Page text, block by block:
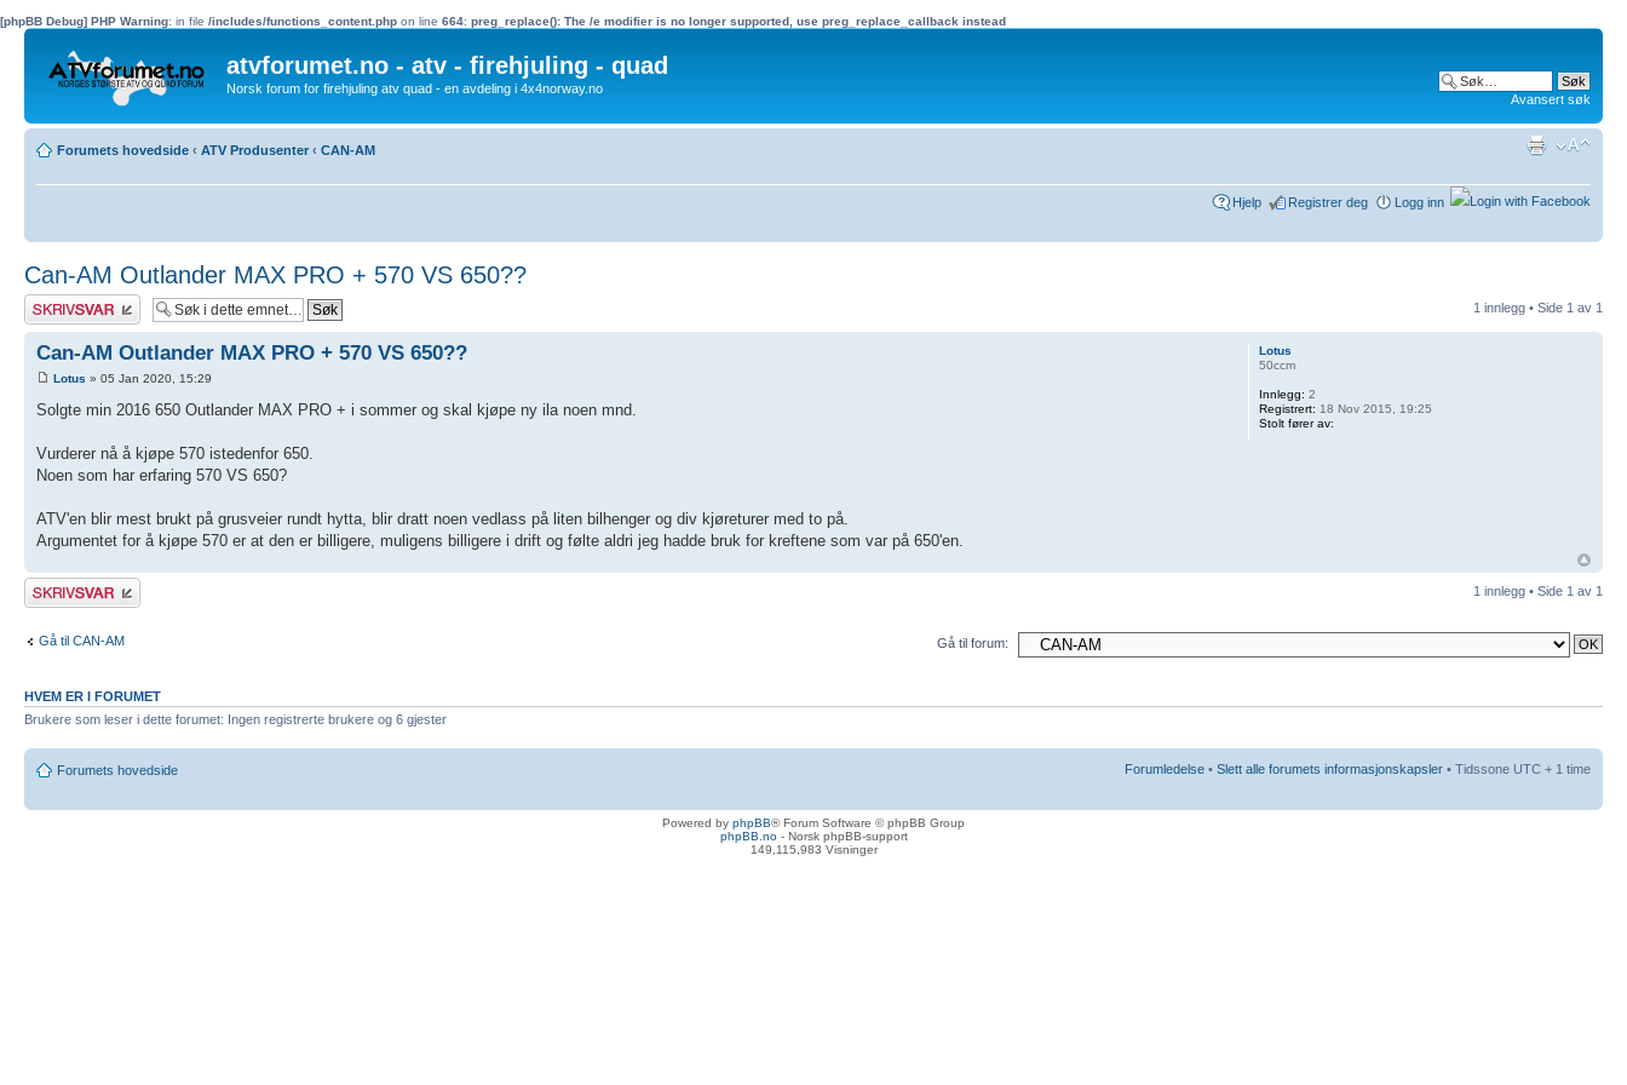
[phpBB Debug] PHP Warning: in file /includes/functions_content.php on line 664: preg_replace(): The /e modifier is no longer supported, use preg_replace_callback instead
atvforumet.no - atv - firehjuling - quad
Norsk forum for firehjuling atv quad - en avdeling i 4x4norway.no
Avansert søk
Forumets hovedside ‹ ATV Produsenter ‹ CAN-AM
Hjelp Registrer deg Logg inn
Can-AM Outlander MAX PRO + 570 VS 650??
Skriv et svar 1 innlegg • Side 1 av 1
Can-AM Outlander MAX PRO + 570 VS 650??
Lotus » 05 Jan 2020, 15:29
Solgte min 2016 650 Outlander MAX PRO + i sommer og skal kjøpe ny ila noen mnd.
Vurderer nå å kjøpe 570 istedenfor 650.
Noen som har erfaring 570 VS 650?
ATV'en blir mest brukt på grusveier rundt hytta, blir dratt noen vedlass på liten bilhenger og div kjøreturer med to på.
Argumentet for å kjøpe 570 er at den er billigere, muligens billigere i drift og følte aldri jeg hadde bruk for kreftene som var på 650'en.
Lotus
50ccm
Innlegg: 2
Registrert: 18 Nov 2015, 19:25
Stolt fører av:
Skriv et svar 1 innlegg • Side 1 av 1
Gå til CAN-AM Gå til forum:
HVEM ER I FORUMET
Brukere som leser i dette forumet: Ingen registrerte brukere og 6 gjester
Forumets hovedside Forumledelse • Slett alle forumets informasjonskapsler • Tidssone UTC + 1 time
Powered by phpBB® Forum Software © phpBB Group
phpBB.no- Norsk phpBB-support
149,115,983 Visninger